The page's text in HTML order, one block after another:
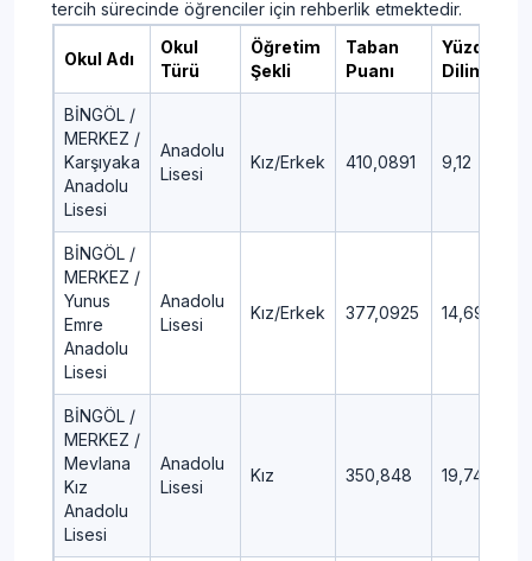
tercih sürecinde öğrenciler için rehberlik etmektedir.
Okul Adı
Okul
Türü
Öğretim
Şekli
Taban
Puanı
Yüzdelik
Dilim
BİNGÖL /
MERKEZ /
Karşıyaka
Anadolu
Lisesi
Anadolu
Lisesi
Kız/Erkek 410,0891 9,12
BİNGÖL /
MERKEZ /
Yunus
Emre
Anadolu
Lisesi
Anadolu
Lisesi
Kız/Erkek 377,0925 14,69
BİNGÖL /
MERKEZ /
Mevlana
Kız
Anadolu
Lisesi
Anadolu
Lisesi
Kız 350,848 19,74